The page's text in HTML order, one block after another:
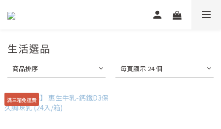
生活選品
商品排序 每頁顯示 24 個
滿三箱免運費